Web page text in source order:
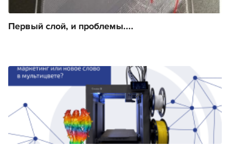
Первый слой, и проблемы....